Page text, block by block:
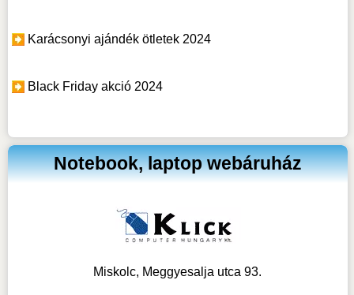
Karácsonyi ajándék ötletek 2024
Black Friday akció 2024
Notebook, laptop webáruház
Miskolc, Meggyesalja utca 93.